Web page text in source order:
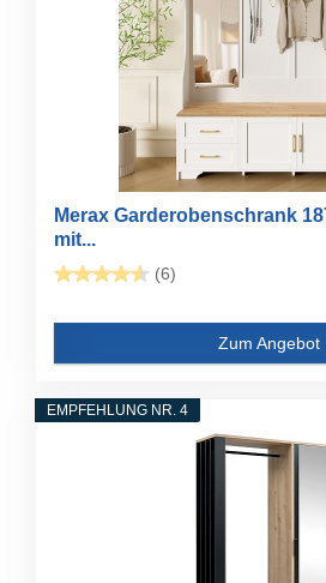
Merax Garderobenschrank
mit...
(6)
Zum Angebot
EMPFEHLUNG NR. 4